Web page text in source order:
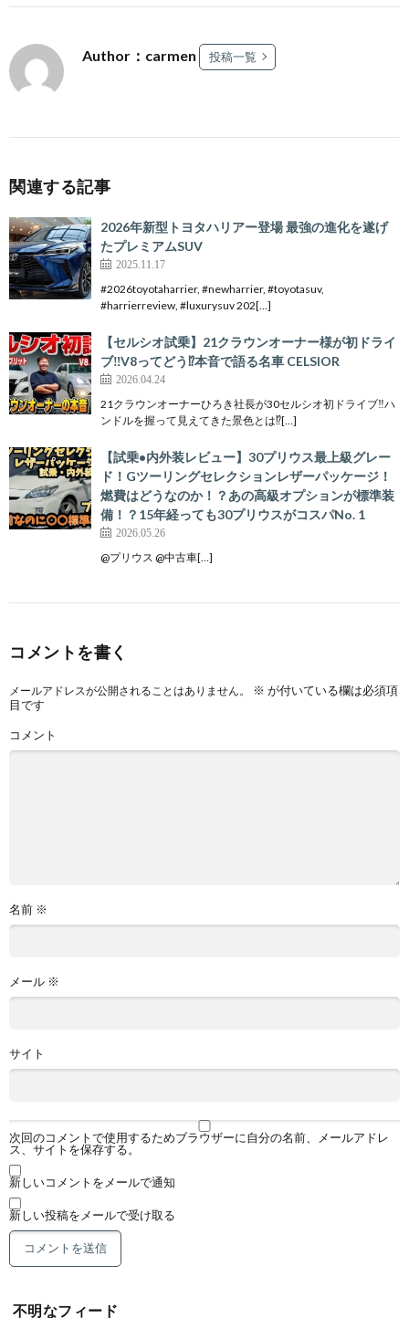
Author：carmen 投稿一覧
関連する記事
2026年新型トヨタハリアー登場 最強の進化を遂げ
たプレミアムSUV
2025.11.17
#2026toyotaharrier, #newharrier, #toyotasuv,
#harrierreview, #luxurysuv 202[…]
【セルシオ試乗】21クラウンオーナー様が初ドライ
ブ‼️V8ってどう⁉️本音で語る名車 CELSIOR
2026.04.24
21クラウンオーナーひろき社長が30セルシオ初ドライブ‼️ハ
ンドルを握って見えてきた景色とは⁉️[…]
【試乗•内外装レビュー】30プリウス最上級グレー
ド！Gツーリングセレクションレザーパッケージ！
燃費はどうなのか！？あの高級オプションが標準装
備！？15年経っても30プリウスがコスパNo. 1
2026.05.26
@プリウス @中古車[…]
コメントを書く
メールアドレスが公開されることはありません。 ※ が付いている欄は必須項
目です
コメント
名前 ※
メール ※
サイト
次回のコメントで使用するためブラウザーに自分の名前、メールアドレ
ス、サイトを保存する。
新しいコメントをメールで通知
新しい投稿をメールで受け取る
不明なフィード